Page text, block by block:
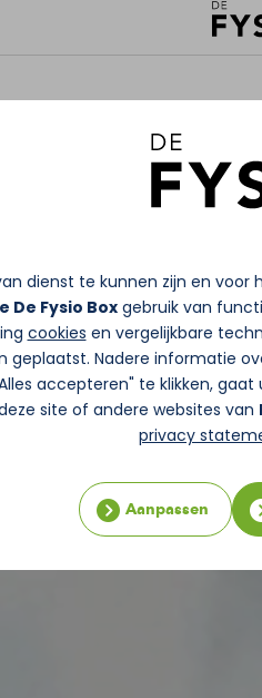
dienst te kunnen zijn en
De Fysio Box gebruik van
cookies en vergelijkbare
geplaatst. Nadere informatie
accepteren" te klikken,
site of andere websites van
privacy
Aanpassen